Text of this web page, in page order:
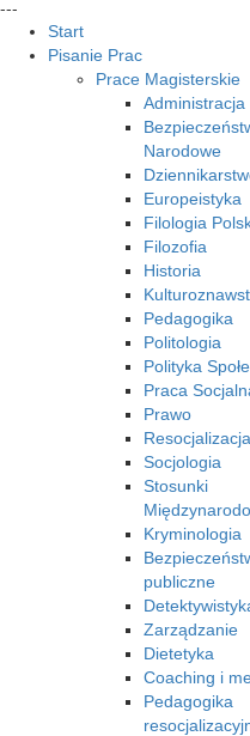
---
Start
Pisanie Prac
Prace Magisterskie
Administracja
Narodowe
Europeistyka
Filologia
Filozofia
Historia
Pedagogika
Politologia
Polityka
Praca
Prawo
Resocjalizacja
Socjologia
Stosunki
Kryminologia
publiczne
Zarządzanie
Dietetyka
Coaching i
Pedagogika